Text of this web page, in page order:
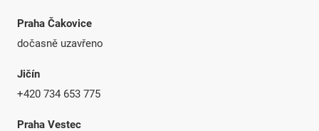
Praha Čakovice
dočasně uzavřeno
Jičín
+420 734 653 775
Praha Vestec